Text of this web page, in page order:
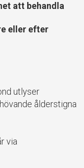
att behandla
eller efter
utlyser
ålderstigna
via